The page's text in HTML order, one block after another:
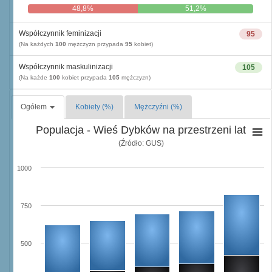
48,8% 51,2%
95
Współczynnik feminizacji
(Na każdych 100 mężczyzn przypada 95 kobiet)
105
Współczynnik maskulinizacji
(Na każde 100 kobiet przypada 105 mężczyzn)
Ogółem Kobiety (%) Mężczyźni (%)
Populacja - Wieś Dybków na przestrzeni lat
(Źródło: GUS)
500
750
1000